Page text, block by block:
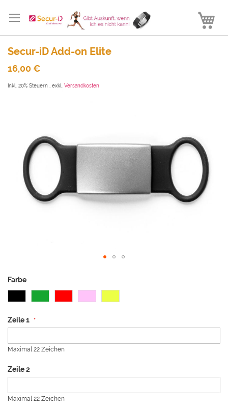
zum
Secur-iD Add-on Elite
16,00 €
Inkl. 20% Steuern exkl. Versandkosten
Anfang
der
Farbe
Zeile 1
Maximal 22 Zeichen
Zeile 2
Maximal 22 Zeichen